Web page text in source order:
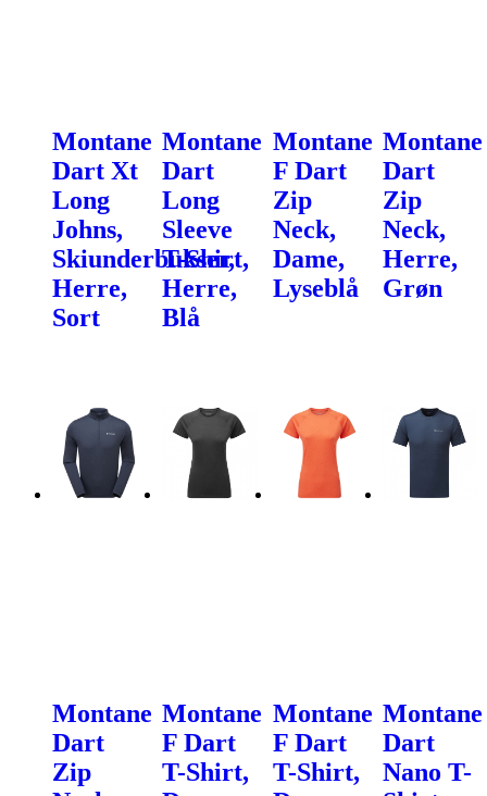
Montane
Dart Xt
Long
Johns,
Skiunderbukser,
Herre,
Sort
Montane
Dart
Long
Sleeve
T-Shirt,
Herre,
Blå
Montane
F Dart
Zip
Neck,
Dame,
Lyseblå
Montane
Dart
Zip
Neck,
Herre,
Grøn
Montane
Dart
Zip
Montane
F Dart
T-Shirt,
Montane
F Dart
T-Shirt,
Montane
Dart
Nano T-